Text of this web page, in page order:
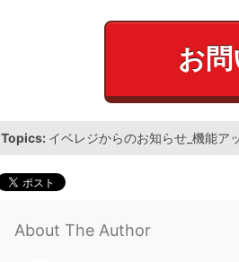
お
Topics: イベレジからのお知らせ_機能ア
About The Author